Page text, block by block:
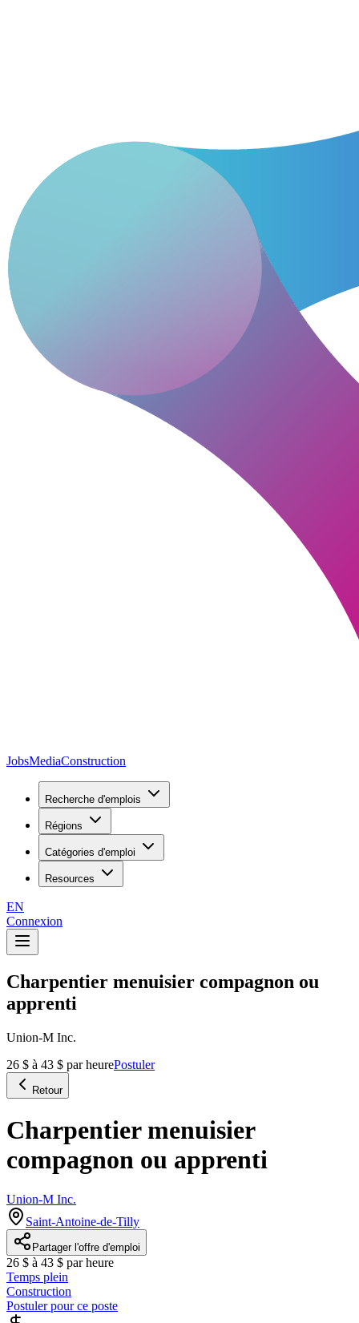
JobsMediaConstruction
Recherche d'emplois
Régions
Catégories d'emploi
Resources
EN
Connexion
Charpentier menuisier compagnon ou
apprenti
Union-M Inc.
26 $ à 43 $ par heurePostuler
Retour
Charpentier menuisier
compagnon ou apprenti
Union-M Inc.
Saint-Antoine-de-Tilly
Partager l'offre d'emploi
26 $ à 43 $ par heure
Temps plein
Construction
Postuler pour ce poste